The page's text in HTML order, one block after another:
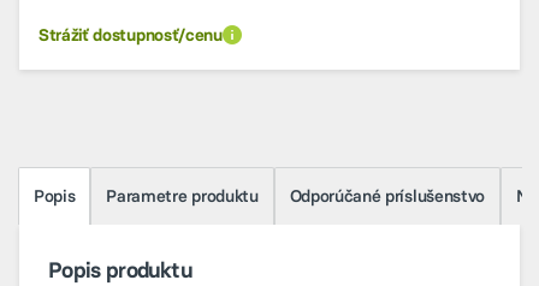
Strážiť dostupnosť/cenu
Popis Parametre produktu Odporúčané príslušenstvo
Popis produktu